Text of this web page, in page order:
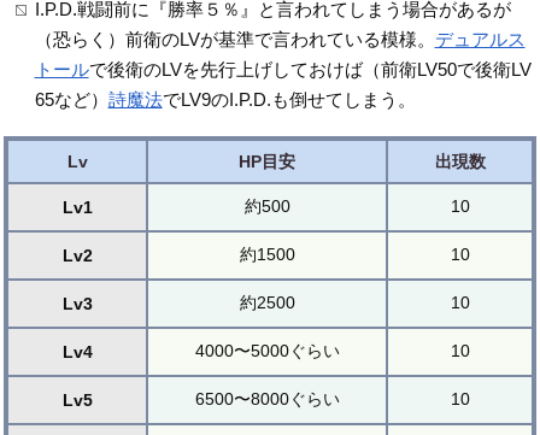
I.P.D.戦闘前に『勝率５％』と言われてしまう場合があるが
（恐らく）前衛のLVが基準で言われている模様。 デュアルス
トールで後衛のLVを先行上げしておけば（前衛LV50で後衛LV
65など） 詩魔法でLV9のI.P.D.も倒せてしまう。
Lv HP目安 出現数
Lv1 約500 10
Lv2 約1500 10
Lv3 約2500 10
Lv4 4000〜5000ぐらい 10
Lv5 6500〜8000ぐらい 10